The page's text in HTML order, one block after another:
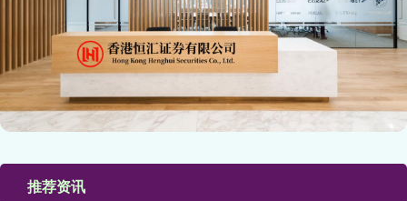
推荐资讯